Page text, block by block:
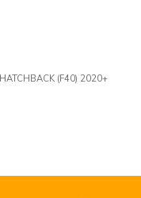
HATCHBACK (F40) 2020+